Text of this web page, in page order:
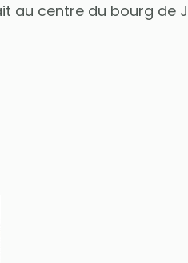
au centre du bourg